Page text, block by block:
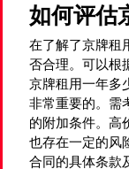
如何评估
在了解了京牌租
否合理。可以根
京牌租用一年多
非常重要的。需
的附加条件。高
也存在一定的风
合同的具体条款